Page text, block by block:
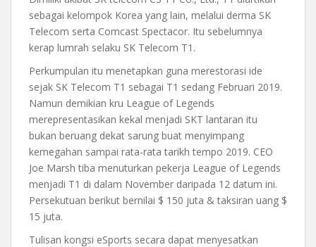
sebagai kelompok Korea yang lain, melalui derma SK
Telecom serta Comcast Spectacor. Itu sebelumnya
kerap lumrah selaku SK Telecom T1.
Perkumpulan itu menetapkan guna merestorasi ide
sejak SK Telecom T1 sebagai T1 sedang Februari 2019.
Namun demikian kru League of Legends
merepresentasikan kekal menjadi SKT lantaran itu
bukan beruang dekat sarung buat menyimpang
kemegahan sampai rata-rata tarikh tempo 2019. CEO
Joe Marsh tiba menuturkan pekerja League of Legends
menjadi T1 di dalam November daripada 12 datum ini.
Persekutuan berikut bernilai $ 150 juta & taksiran uang $
15 juta.
Tulisan kongsi eSports secara dapat menyesatkan